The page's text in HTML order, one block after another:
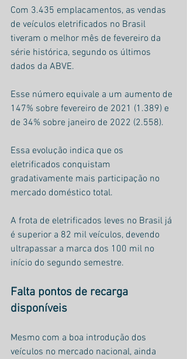
Com 3.435 emplacamentos, as vendas
de veículos eletrificados no Brasil
tiveram o melhor mês de fevereiro da
série histórica, segundo os últimos
dados da ABVE.
Esse número equivale a um aumento de
147% sobre fevereiro de 2021 (1.389) e
de 34% sobre janeiro de 2022 (2.558).
Essa evolução indica que os
eletrificados conquistam
gradativamente mais participação no
mercado doméstico total.
A frota de eletrificados leves no Brasil já
é superior a 82 mil veículos, devendo
ultrapassar a marca dos 100 mil no
início do segundo semestre.
Falta pontos de recarga
disponíveis
Mesmo com a boa introdução dos
veículos no mercado nacional, ainda